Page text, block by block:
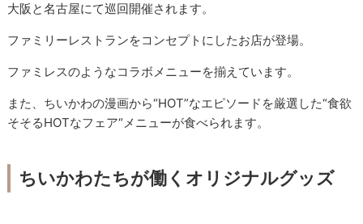
大阪と名古屋にて巡回開催されます。
ファミリーレストランをコンセプトにしたお店が登場。
ファミレスのようなコラボメニューを揃えています。
また、ちいかわの漫画から“HOT”なエピソードを厳選した“食欲
そそるHOTなフェア“メニューが食べられます。
ちいかわたちが働くオリジナルグッズ